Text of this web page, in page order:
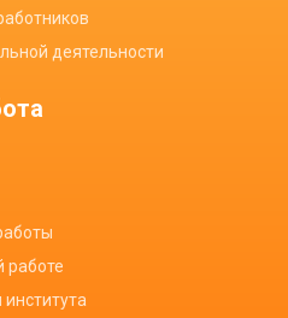
деятельности
работе